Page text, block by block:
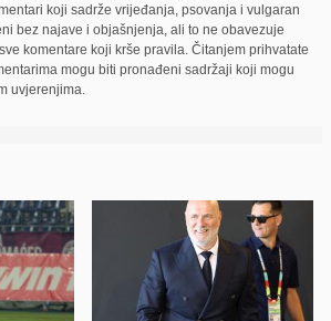
koji sadrže vrijeđanja, psovanja i vulgaran
bez najave i objašnjenja, ali to ne obavezuje
komentare koji krše pravila. Čitanjem prihvatate
mogu biti pronađeni sadržaji koji mogu
uvjerenjima.